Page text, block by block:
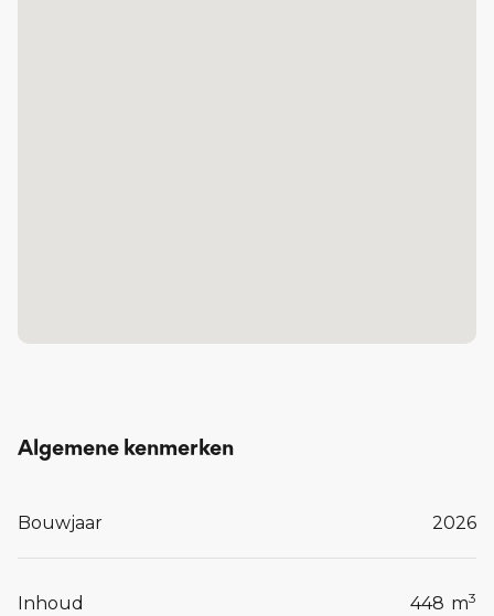
Algemene kenmerken
Bouwjaar 2026
Inhoud 448 m3